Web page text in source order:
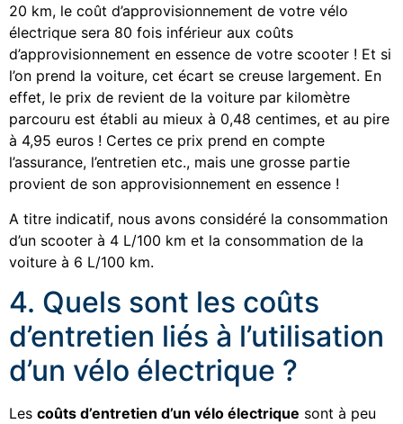
20 km, le coût d’approvisionnement de votre vélo
électrique sera 80 fois inférieur aux coûts
d’approvisionnement en essence de votre scooter ! Et si
l’on prend la voiture, cet écart se creuse largement. En
effet, le prix de revient de la voiture par kilomètre
parcouru est établi au mieux à 0,48 centimes, et au pire
à 4,95 euros ! Certes ce prix prend en compte
l’assurance, l’entretien etc., mais une grosse partie
provient de son approvisionnement en essence !
A titre indicatif, nous avons considéré la consommation
d’un scooter à 4 L/100 km et la consommation de la
voiture à 6 L/100 km.
4. Quels sont les coûts
d’entretien liés à l’utilisation
d’un vélo électrique ?
Les coûts d’entretien d’un vélo électrique sont à peu